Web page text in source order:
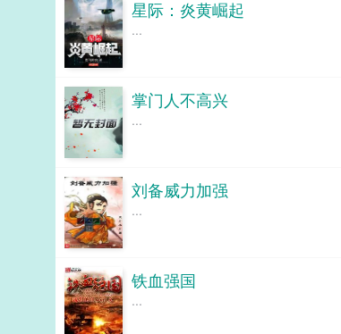
星际：炎黄崛起
...
掌门人不高兴
...
刘备威力加强
...
铁血强国
...